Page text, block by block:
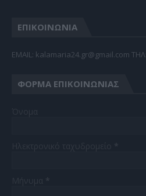
ΕΠΙΚΟΙΝΩΝΙΑ
EMAIL: kalamaria24.gr@gmail.com
ΦΌΡΜΑ ΕΠΙΚΟΙΝΩΝΊΑΣ